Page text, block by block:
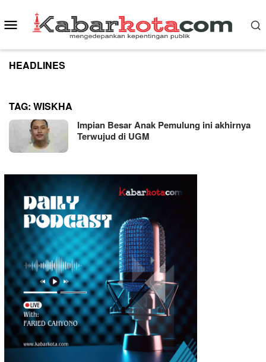
to
content
Mobile
Menu
HEADLINES
TAG: WISKHA
Impian Besar Anak Pemulung ini akhirnya
Terwujud di UGM